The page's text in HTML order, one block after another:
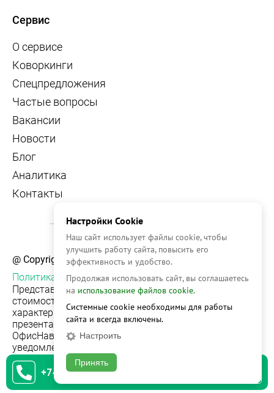
Сервис
О сервисе
Коворкинги
Спецпредложения
Частые вопросы
Вакансии
Новости
Блог
Аналитика
Контакты
@ Copyright, 2026 OFFICE NAVIGATOR
Политика конфиденциальности
Представленная на сайте информация, в т.ч.
стоимости объектов, носит информационный
характер и не является публичной офертой. Условия
презентации объекта недвижимости на сервисе
ОфисНавигатор могут быть изменены без
уведомления.
+74951542930
Настройки Cookie
Наш сайт использует файлы cookie, чтобы
улучшить работу сайта, повысить его
эффективность и удобство.
Продолжая использовать сайт, вы соглашаетесь
на использование файлов cookie.
Системные cookie необходимы для работы
сайта и всегда включены.
Настроить
Принять